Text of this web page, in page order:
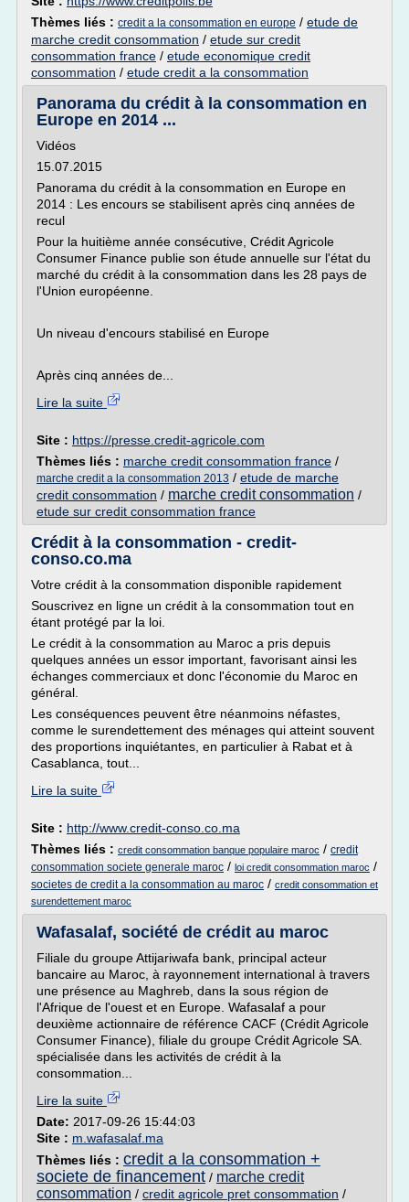
Thèmes liés : credit a la consommation en europe / etude de
marche credit consommation / etude sur credit
consommation france / etude economique credit
consommation / etude credit a la consommation
Panorama du crédit à la consommation en
Europe en 2014 ...
Vidéos
15.07.2015
Panorama du crédit à la consommation en Europe en
2014 : Les encours se stabilisent après cinq années de
recul
Pour la huitième année consécutive, Crédit Agricole
Consumer Finance publie son étude annuelle sur l'état du
marché du crédit à la consommation dans les 28 pays de
l'Union européenne.
Un niveau d'encours stabilisé en Europe
Après cinq années de...
Lire la suite
Site : https://presse.credit-agricole.com
Thèmes liés : marche credit consommation france /
marche credit a la consommation 2013 / etude de marche
credit consommation / marche credit consommation /
etude sur credit consommation france
Crédit à la consommation - credit-
conso.co.ma
Votre crédit à la consommation disponible rapidement
Souscrivez en ligne un crédit à la consommation tout en
étant protégé par la loi.
Le crédit à la consommation au Maroc a pris depuis
quelques années un essor important, favorisant ainsi les
échanges commerciaux et donc l'économie du Maroc en
général.
Les conséquences peuvent être néanmoins néfastes,
comme le surendettement des ménages qui atteint souvent
des proportions inquiétantes, en particulier à Rabat et à
Casablanca, tout...
Lire la suite
Site : http://www.credit-conso.co.ma
Thèmes liés : credit consommation banque populaire maroc / credit
consommation societe generale maroc / loi credit consommation maroc /
societes de credit a la consommation au maroc / credit consommation et
surendettement maroc
Wafasalaf, société de crédit au maroc
Filiale du groupe Attijariwafa bank, principal acteur
bancaire au Maroc, à rayonnement international à travers
une présence au Maghreb, dans la sous région de
l'Afrique de l'ouest et en Europe. Wafasalaf a pour
deuxième actionnaire de référence CACF (Crédit Agricole
Consumer Finance), filiale du groupe Crédit Agricole SA.
spécialisée dans les activités de crédit à la
consommation...
Lire la suite
Date: 2017-09-26 15:44:03
Site : m.wafasalaf.ma
Thèmes liés : credit a la consommation +
societe de financement / marche credit
consommation / credit agricole pret consommation /